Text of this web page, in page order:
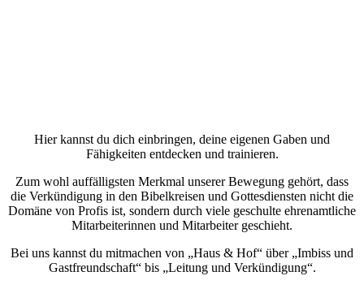
Hier kannst du dich einbringen, deine eigenen Gaben und
Fähigkeiten entdecken und trainieren.
Zum wohl auffälligsten Merkmal unserer Bewegung gehört, dass
die Verkündigung in den Bibelkreisen und Gottesdiensten nicht die
Domäne von Profis ist, sondern durch viele geschulte ehrenamtliche
Mitarbeiterinnen und Mitarbeiter geschieht.
Bei uns kannst du mitmachen von „Haus & Hof“ über „Imbiss und
Gastfreundschaft“ bis „Leitung und Verkündigung“.